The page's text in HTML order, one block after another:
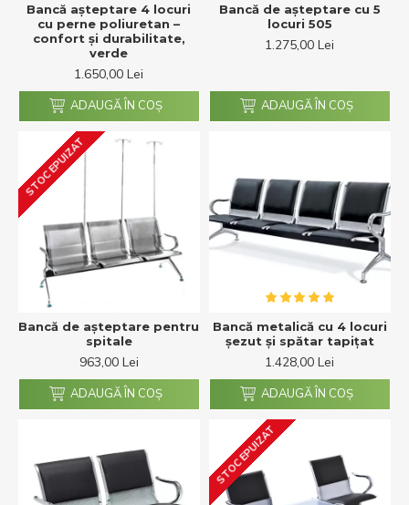
Bancă așteptare 4 locuri
cu perne poliuretan –
confort și durabilitate,
verde
1.650,00 Lei
ADAUGĂ ÎN COŞ
Bancă de așteptare cu 5
locuri 505
1.275,00 Lei
ADAUGĂ ÎN COŞ
STOC EPUIZAT
Bancă de așteptare pentru
spitale
963,00 Lei
ADAUGĂ ÎN COŞ
Bancă metalică cu 4 locuri
șezut și spătar tapițat
1.428,00 Lei
ADAUGĂ ÎN COŞ
STOC EPUIZAT